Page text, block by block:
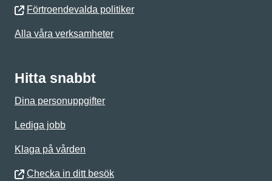
Förtroendevalda politiker
Alla våra verksamheter
Hitta snabbt
Dina personuppgifter
Lediga jobb
Klaga på vården
Checka in ditt besök